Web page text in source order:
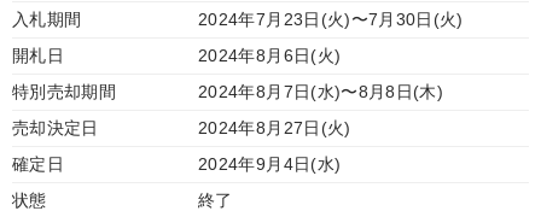
入札期間
2024年7月23日(火)〜7月30日(火)
開札日
2024年8月6日(火)
特別売却期間
2024年8月7日(水)〜8月8日(木)
売却決定日
2024年8月27日(火)
確定日
2024年9月4日(水)
状態
終了